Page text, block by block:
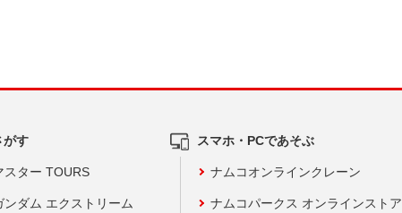
がす
スター TOURS
ンダム エクストリーム
スマホ・PCであそぶ
ナムコオンラインクレーン
ナムコパークス オンラインストア